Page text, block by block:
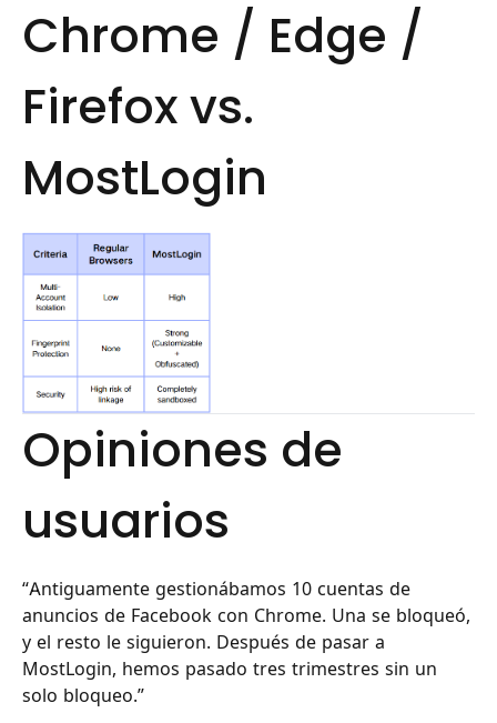
Chrome / Edge /
Firefox vs.
MostLogin
Opiniones de
usuarios
“Antiguamente gestionábamos 10 cuentas de
anuncios de Facebook con Chrome. Una se bloqueó,
y el resto le siguieron. Después de pasar a
MostLogin, hemos pasado tres trimestres sin un
solo bloqueo.”